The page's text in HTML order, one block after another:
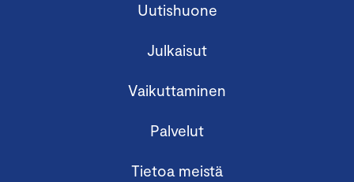
Uutishuone
Julkaisut
Vaikuttaminen
Palvelut
Tietoa meistä